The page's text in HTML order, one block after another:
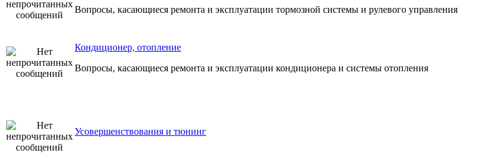
Вопросы, касающиеся ремонта и эксплуатации тормозной системы и рулевого управления
Кондиционер, отопление
Вопросы, касающиеся ремонта и эксплуатации кондиционера и системы отопления
Усовершенствования и тюнинг